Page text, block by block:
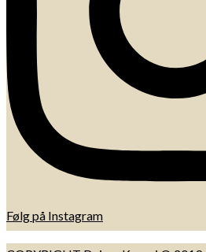
Følg på Instagram